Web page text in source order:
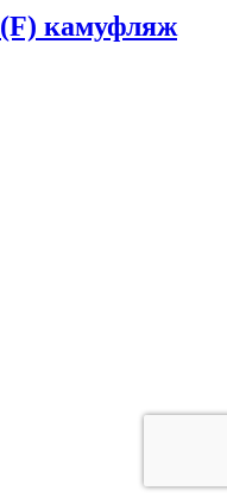
камуфляж